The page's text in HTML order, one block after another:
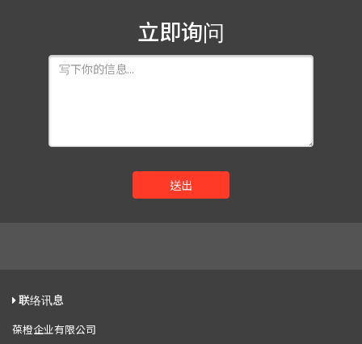
立即询问
送出
联络讯息
葆橙企业有限公司